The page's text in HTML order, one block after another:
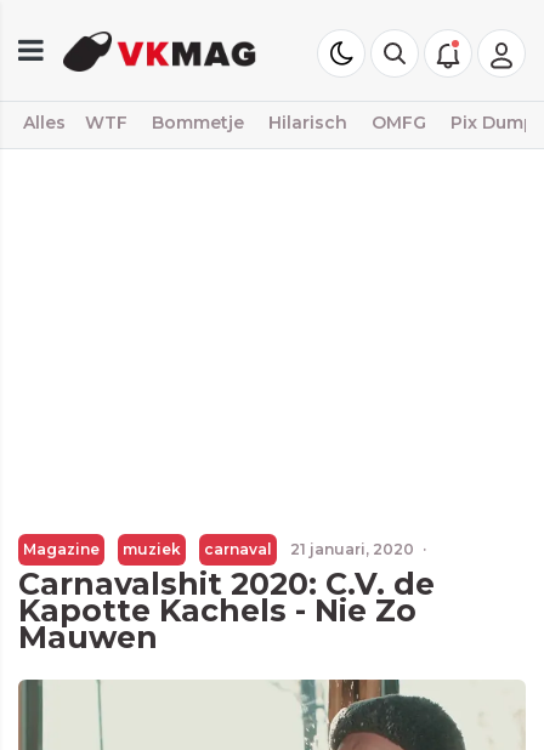
Alles WTF Bommetje Hilarisch OMFG Pix Dump
Magazine muziek carnaval 21 januari, 2020 ·
Carnavalshit 2020: C.V. de
Kapotte Kachels - Nie Zo
Mauwen